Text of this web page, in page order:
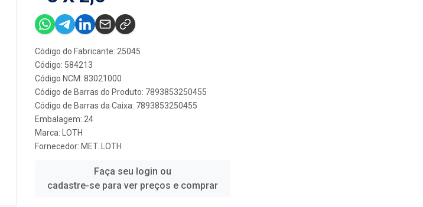
Código do Fabricante: 25045
Código: 584213
Código NCM: 83021000
Código de Barras do Produto: 7893853250455
Código de Barras da Caixa: 7893853250455
Embalagem: 24
Marca:
LOTH
Fornecedor: MET. LOTH
Faça seu login ou
cadastre-se para ver preços e comprar